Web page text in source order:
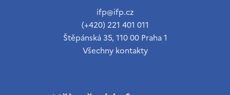
ifp@ifp.cz
(+420) 221 401 011
Štěpánská 35, 110 00 Praha 1
Všechny kontakty